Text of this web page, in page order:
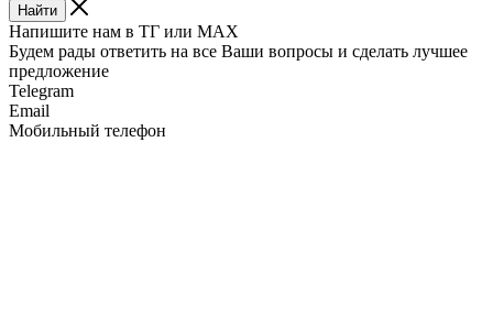
Найти
Напишите нам в ТГ или MAX
Будем рады ответить на все Ваши вопросы и сделать лучшее
предложение
Telegram
Email
Мобильный телефон